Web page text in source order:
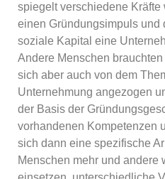
spiegelt verschiedene Kräfte
einen Gründungsimpuls und
soziale Kapital eine
Andere Menschen
sich aber auch von dem
Unternehmung angezogen
der Basis der
vorhandenen Kompetenzen
sich dann eine spezifische
Menschen mehr und andere